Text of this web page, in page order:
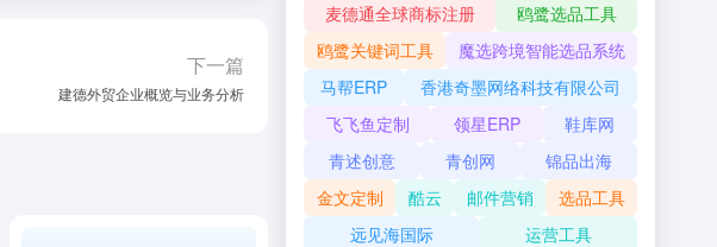
下一篇
建德外贸企业概览与业务分析
麦德通全球商标注册
鸥鹭选品工具
鸥鹭关键词工具
魔选跨境智能选品系统
马帮ERP
香港奇墨网络科技有限公司
飞飞鱼定制
领星ERP
鞋库网
青述创意
青创网
锦品出海
金文定制
酷云 邮件营销
选品工具
远见海国际
运营工具